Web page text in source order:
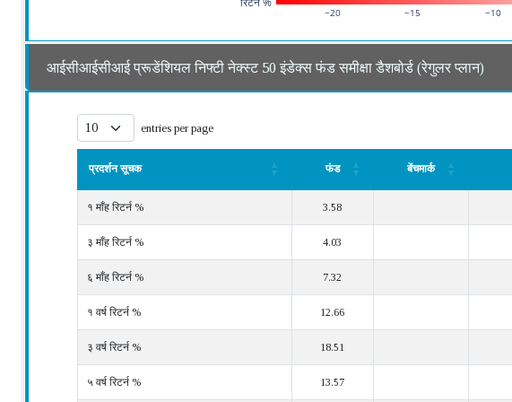
−20 −15 −10
आईसीआईसीआई प्रूडेंशियल निफ्टी नेक्स्ट 50 इंडेक्स फंड समीक्षा डैशबोर्ड (रेगुलर प्लान)
entries per page
प्रदर्शन सूचक फंड बेंचमार्क
१ माँह रिटर्न % 3.58
३ माँह रिटर्न % 4.03
६ माँह रिटर्न % 7.32
१ वर्ष रिटर्न % 12.66
३ वर्ष रिटर्न % 18.51
५ वर्ष रिटर्न % 13.57